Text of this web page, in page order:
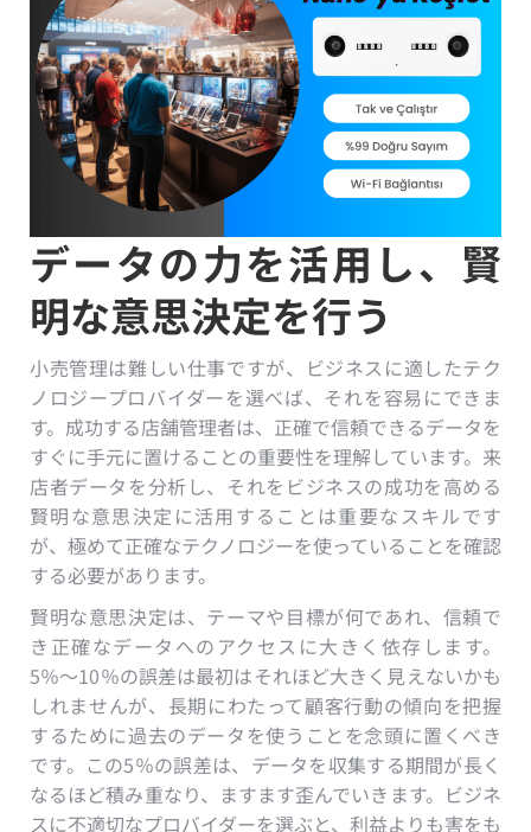
データの力を活用し、賢
明な意思決定を行う
小売管理は難しい仕事ですが、ビジネスに適したテク
ノロジープロバイダーを選べば、それを容易にできま
す。成功する店舗管理者は、正確で信頼できるデータを
すぐに手元に置けることの重要性を理解しています。来
店者データを分析し、それをビジネスの成功を高める
賢明な意思決定に活用することは重要なスキルです
が、極めて正確なテクノロジーを使っていることを確認
する必要があります。
賢明な意思決定は、テーマや目標が何であれ、信頼で
き正確なデータへのアクセスに大きく依存します。
5％〜10％の誤差は最初はそれほど大きく見えないかも
しれませんが、長期にわたって顧客行動の傾向を把握
するために過去のデータを使うことを念頭に置くべき
です。この5％の誤差は、データを収集する期間が長く
なるほど積み重なり、ますます歪んでいきます。ビジネ
スに不適切なプロバイダーを選ぶと、利益よりも害をも